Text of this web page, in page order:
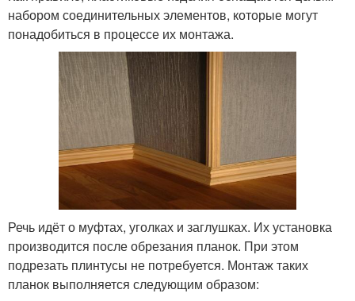
набором соединительных элементов, которые могут
понадобиться в процессе их монтажа.
Речь идёт о муфтах, уголках и заглушках. Их установка
производится после обрезания планок. При этом
подрезать плинтусы не потребуется. Монтаж таких
планок выполняется следующим образом: